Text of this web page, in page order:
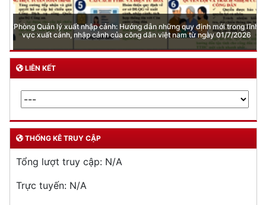
Phòng Quản lý xuất nhập cảnh: Hướng dẫn những quy định mới trong lĩnh
vực xuất cảnh, nhập cảnh của công dân việt nam từ ngày 01/7/2026
LIÊN KẾT
THỐNG KÊ TRUY CẬP
Tổng lượt truy cập: N/A
Trực tuyến: N/A